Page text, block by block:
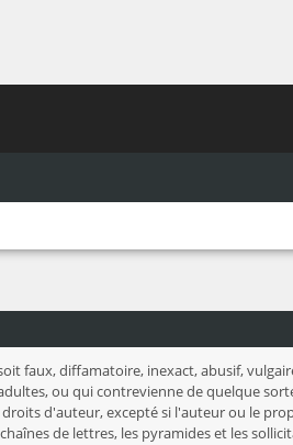
faux, diffamatoire, inexact, abusif,
ou qui contrevienne de quelque
d'auteur, excepté si l'auteur ou le
de lettres, les pyramides et les